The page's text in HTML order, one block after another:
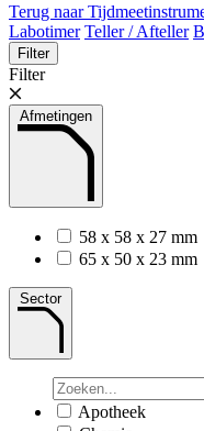
Terug naar
Labotimer Teller / Afteller
Filter
Filter
Afmetingen
58 x 58 x 27 mm
65 x 50 x 23 mm
Sector
Apotheek